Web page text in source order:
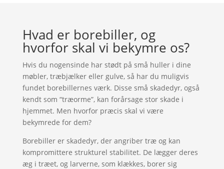
Hvad er borebiller, og
hvorfor skal vi bekymre os?
Hvis du nogensinde har stødt på små huller i dine
møbler, træbjælker eller gulve, så har du muligvis
fundet borebillernes værk. Disse små skadedyr, også
kendt som “træorme”, kan forårsage stor skade i
hjemmet. Men hvorfor præcis skal vi være
bekymrede for dem?
Borebiller er skadedyr, der angriber træ og kan
kompromittere strukturel stabilitet. De lægger deres
æg i træet, og larverne, som klækkes, borer sig